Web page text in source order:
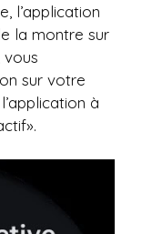
l’application
la montre sur
sur votre
à